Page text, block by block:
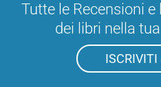
Tutte le Recensioni
dei libri nella
ISCRIVITI